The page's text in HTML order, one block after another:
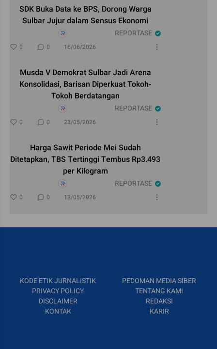
SDK Buka Data ke BPS, Dorong Warga
Sulbar Jujur dalam Sensus Ekonomi
REPORTASE
0 0 16/06/2026
Musda V Demokrat Sulbar Jadi Arena
Konsolidasi, Barisan Diperkuat Tokoh-
Tokoh Berdatangan
REPORTASE
0 0 23/05/2026
Harga Sawit Periode Mei Sudah
Ditetapkan, TBS Tertinggi Tembus Rp3.493
per Kilogram
REPORTASE
0 0 13/05/2026
KODE ETIK JURNALISTIK
PEDOMAN MEDIA SIBER
PRIVACY POLICY
TENTANG KAMI
DISCLAIMER
REDAKSI
KONTAK
KARIR